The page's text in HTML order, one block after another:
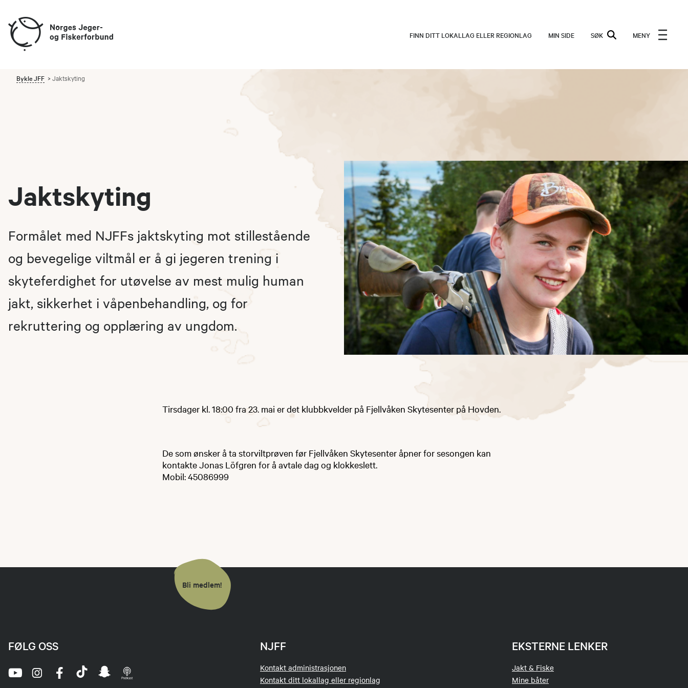
FINN DITT LOKALLAG ELLER REGIONLAG MIN SIDE SØK MENY
Bykle JFF Jaktskyting
Jaktskyting
Formålet med NJFFs jaktskyting mot stillestående
og bevegelige viltmål er å gi jegeren trening i
skyteferdighet for utøvelse av mest mulig human
jakt, sikkerhet i våpenbehandling, og for
rekruttering og opplæring av ungdom.
Tirsdager kl. 18:00 fra 23. mai er det klubbkvelder på Fjellvåken Skytesenter på Hovden.
De som ønsker å ta storviltprøven før Fjellvåken Skytesenter åpner for sesongen kan
kontakte Jonas Löfgren for å avtale dag og klokkeslett.
Mobil: 45086999
Bli medlem!
NJFF
Kontakt administrasjonen
Kontakt ditt lokallag eller regionlag
EKSTERNE LENKER
Jakt & Fiske
Mine båter
FØLG OSS